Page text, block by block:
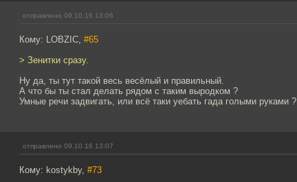
отправлено 09.10.16 13:06
Кому: LOBZIC, #65
> Зенитки сразу.
Ну да, ты тут такой весь весёлый и правильный.
А что бы ты стал делать рядом с таким выродком ?
Умные речи задвигать, или всё таки уебать гада голыми руками ?
отправлено 09.10.16 13:07
Кому: kostykby, #73